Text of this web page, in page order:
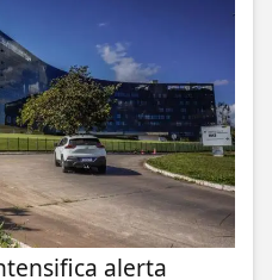
alerta